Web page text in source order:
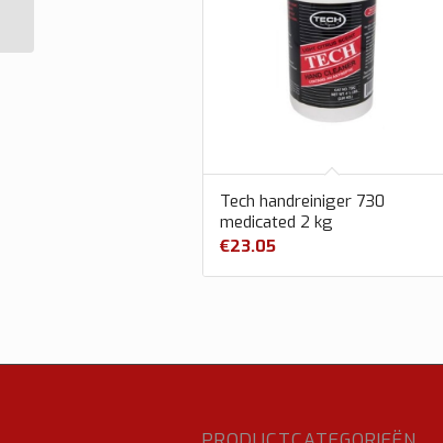
Tech handreiniger 730
medicated 2 kg
€23.05